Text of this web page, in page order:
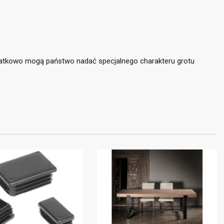
mogą państwo nadać specjalnego charakteru grotu